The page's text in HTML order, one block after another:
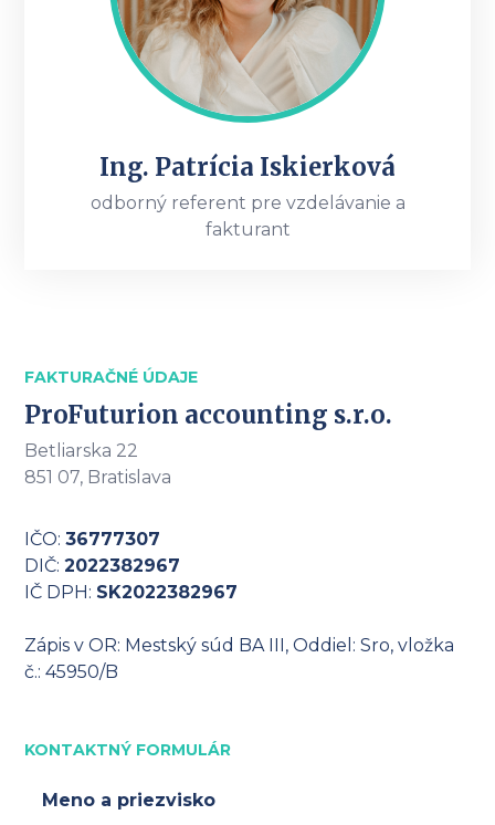
Ing. Patrícia Iskierková
odborný referent pre vzdelávanie a
fakturant
FAKTURAČNÉ ÚDAJE
ProFuturion accounting s.r.o.
Betliarska 22
851 07, Bratislava
IČO:36777307
DIČ:2022382967
IČ DPH: SK2022382967
Zápis v OR: Mestský súd BA III, Oddiel: Sro, vložka
č.: 45950/B
KONTAKTNÝ FORMULÁR